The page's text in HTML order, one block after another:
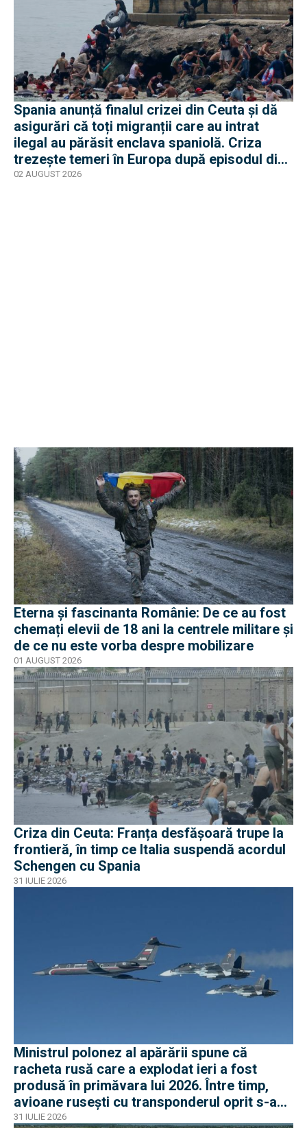
Spania anunță finalul crizei din Ceuta și dă
asigurări că toți migranții care au intrat
ilegal au părăsit enclava spaniolă. Criza
trezește temeri în Europa după episodul din
2015
02 AUGUST 2026
Eterna și fascinanta Românie: De ce au fost
chemați elevii de 18 ani la centrele militare și
de ce nu este vorba despre mobilizare
01 AUGUST 2026
Criza din Ceuta: Franța desfășoară trupe la
frontieră, în timp ce Italia suspendă acordul
Schengen cu Spania
31 IULIE 2026
Ministrul polonez al apărării spune că
racheta rusă care a explodat ieri a fost
produsă în primăvara lui 2026. Între timp,
avioane rusești cu transponderul oprit s-au
apropiat de frontiera Poloniei
31 IULIE 2026